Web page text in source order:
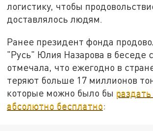
логистику, чтобы
доставлялось людям.
Ранее президент фонда
"Русь" Юлия Назарова в беседе
отмечала, что ежегодно в
теряют больше 17 миллионов
которые можно было бы
абсолютно бесплатно: